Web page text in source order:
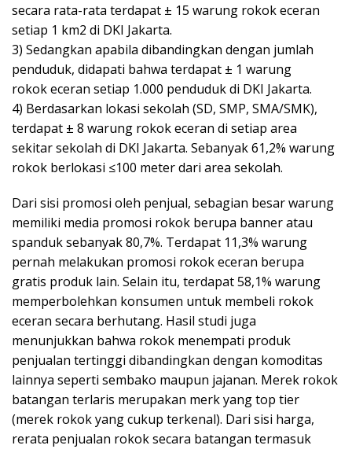
secara rata-rata terdapat ± 15 warung rokok eceran
setiap 1 km2 di DKI Jakarta.
3) Sedangkan apabila dibandingkan dengan jumlah
penduduk, didapati bahwa terdapat ± 1 warung
rokok eceran setiap 1.000 penduduk di DKI Jakarta.
4) Berdasarkan lokasi sekolah (SD, SMP, SMA/SMK),
terdapat ± 8 warung rokok eceran di setiap area
sekitar sekolah di DKI Jakarta. Sebanyak 61,2% warung
rokok berlokasi ≤100 meter dari area sekolah.
Dari sisi promosi oleh penjual, sebagian besar warung
memiliki media promosi rokok berupa banner atau
spanduk sebanyak 80,7%. Terdapat 11,3% warung
pernah melakukan promosi rokok eceran berupa
gratis produk lain. Selain itu, terdapat 58,1% warung
memperbolehkan konsumen untuk membeli rokok
eceran secara berhutang. Hasil studi juga
menunjukkan bahwa rokok menempati produk
penjualan tertinggi dibandingkan dengan komoditas
lainnya seperti sembako maupun jajanan. Merek rokok
batangan terlaris merupakan merk yang top tier
(merek rokok yang cukup terkenal). Dari sisi harga,
rerata penjualan rokok secara batangan termasuk